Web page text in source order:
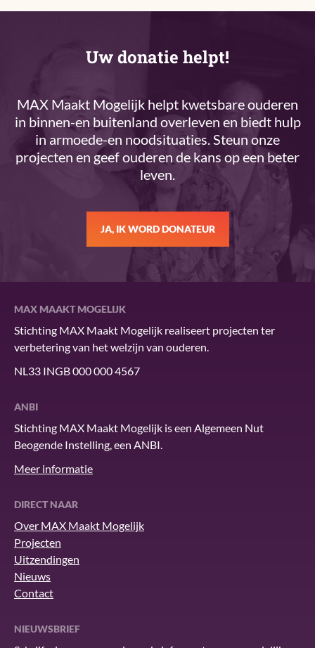
Uw donatie helpt!
MAX Maakt Mogelijk helpt kwetsbare ouderen
in binnen-en buitenland overleven en biedt hulp
in armoede-en noodsituaties. Steun onze
projecten en geef ouderen de kans op een beter
leven.
JA, IK WORD DONATEUR
MAX MAAKT MOGELIJK
Stichting MAX Maakt Mogelijk realiseert projecten ter
verbetering van het welzijn van ouderen.
NL33 INGB 000 000 4567
ANBI
Stichting MAX Maakt Mogelijk is een Algemeen Nut
Beogende Instelling, een ANBI.
Meer informatie
DIRECT NAAR
Over MAX Maakt Mogelijk
Projecten
Uitzendingen
Nieuws
Contact
NIEUWSBRIEF